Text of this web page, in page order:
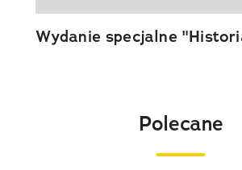
Wydanie specjalne
Polecane